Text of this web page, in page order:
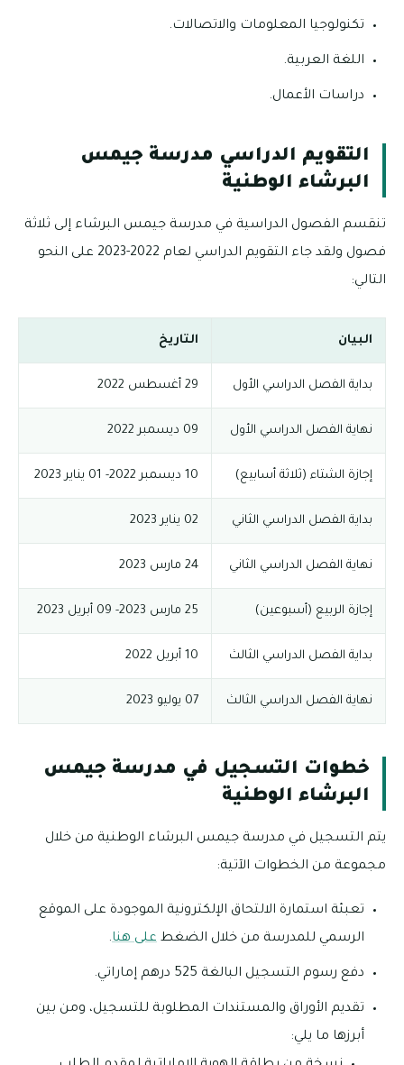
تكنولوجيا المعلومات والاتصالات.
اللغة العربية.
دراسات الأعمال.
التقويم الدراسي مدرسة جيمس
البرشاء الوطنية
تنقسم الفصول الدراسية في مدرسة جيمس البرشاء إلى ثلاثة
فصول ولقد جاء التقويم الدراسي لعام 2022-2023 على النحو
التالي:
البيان التاريخ
بداية الفصل الدراسي الأول 29 أغسطس 2022
نهاية الفصل الدراسي الأول 09 ديسمبر 2022
إجازة الشتاء (ثلاثة أسابيع) 10 ديسمبر 2022- 01 يناير 2023
بداية الفصل الدراسي الثاني 02 يناير 2023
نهاية الفصل الدراسي الثاني 24 مارس 2023
إجازة الربيع (أسبوعين) 25 مارس 2023- 09 أبريل 2023
بداية الفصل الدراسي الثالث 10 أبريل 2022
نهاية الفصل الدراسي الثالث 07 يوليو 2023
خطوات التسجيل في مدرسة جيمس
البرشاء الوطنية
يتم التسجيل في مدرسة جيمس البرشاء الوطنية من خلال
مجموعة من الخطوات الآتية:
تعبئة استمارة الالتحاق الإلكترونية الموجودة على الموقع
الرسمي للمدرسة من خلال الضغط على هنا.
دفع رسوم التسجيل البالغة 525 درهم إماراتي.
تقديم الأوراق والمستندات المطلوبة للتسجيل، ومن بين
أبرزها ما يلي: